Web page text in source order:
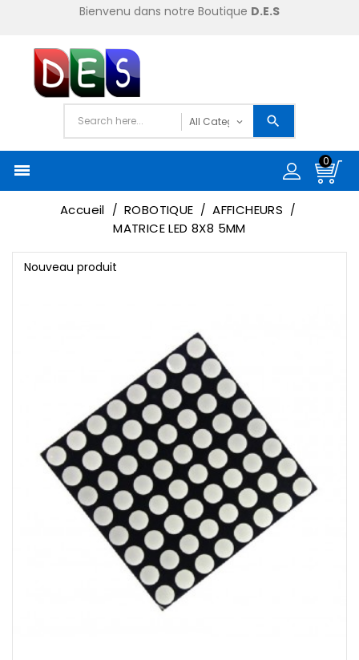
Bienvenu dans notre Boutique D.E.S

0
Accueil ROBOTIQUE
AFFICHEURS
MATRICE LED 8X8 5MM
Nouveau produit